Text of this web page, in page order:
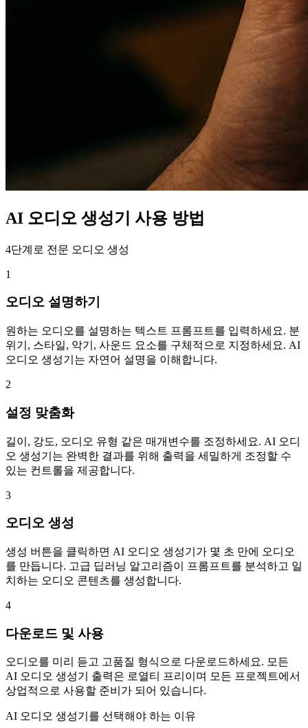
AI 오디오 생성기 사용 방법
4단계로 전문 오디오 생성
1
오디오 설명하기
원하는 오디오를 설명하는 텍스트 프롬프트를 입력하세요. 분
위기, 스타일, 악기, 사운드 요소를 구체적으로 지정하세요. AI
오디오 생성기는 자연어 설명을 이해합니다.
2
설정 맞춤화
길이, 강도, 오디오 유형 같은 매개변수를 조정하세요. AI 오디
오 생성기는 완벽한 결과를 위해 출력을 세밀하게 조정할 수
있는 컨트롤을 제공합니다.
3
오디오 생성
생성 버튼을 클릭하면 AI 오디오 생성기가 몇 초 만에 오디오
를 만듭니다. 고급 딥러닝 알고리즘이 프롬프트를 분석하고 일
치하는 오디오 콘텐츠를 생성합니다.
4
다운로드 및 사용
오디오를 미리 듣고 고품질 형식으로 다운로드하세요. 모든
AI 오디오 생성기 출력은 로열티 프리이며 모든 프로젝트에서
상업적으로 사용할 준비가 되어 있습니다.
AI 오디오 생성기를 선택해야 하는 이유